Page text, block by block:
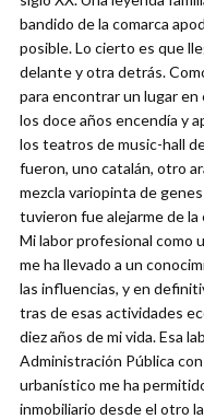
bandido de la comarca
posible. Lo cierto es que
delante y otra detrás.
para encontrar un lugar en
los doce años encendía y
los teatros de music-hall
fueron, uno catalán, otro
mezcla variopinta de
tuvieron fue alejarme de
Mi labor profesional como
me ha llevado a un
las influencias, y en
tras de esas actividades
diez años de mi vida. Esa
Administración Pública
urbanístico me ha
inmobiliario desde el otro